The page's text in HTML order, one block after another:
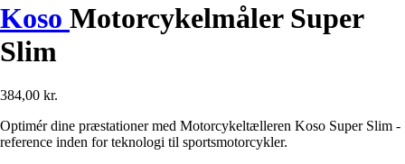
Koso Motorcykelmåler Super
Slim
384,00 kr.
Optimér dine præstationer med Motorcykeltælleren Koso Super Slim -
reference inden for teknologi til sportsmotorcykler.